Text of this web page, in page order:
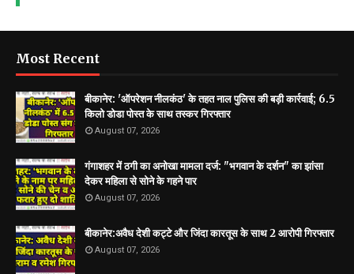
Most Recent
बीकानेर: 'ऑपरेशन नीलकंठ' के तहत नाल पुलिस की बड़ी कार्रवाई; 6.5
किलो डोडा पोस्त के साथ तस्कर गिरफ्तार
August 07, 2026
गंगाशहर में ठगी का अनोखा मामला दर्ज: "भगवान के दर्शन" का झांसा
देकर महिला से सोने के गहने पार
August 07, 2026
बीकानेर:अवैध देशी कट्टे और जिंदा कारतूस के साथ 2 आरोपी गिरफ्तार
August 07, 2026